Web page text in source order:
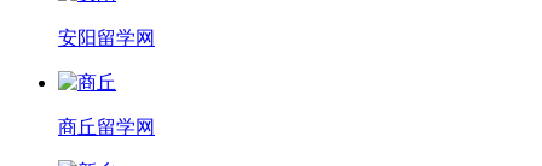
安阳留学网
商丘留学网